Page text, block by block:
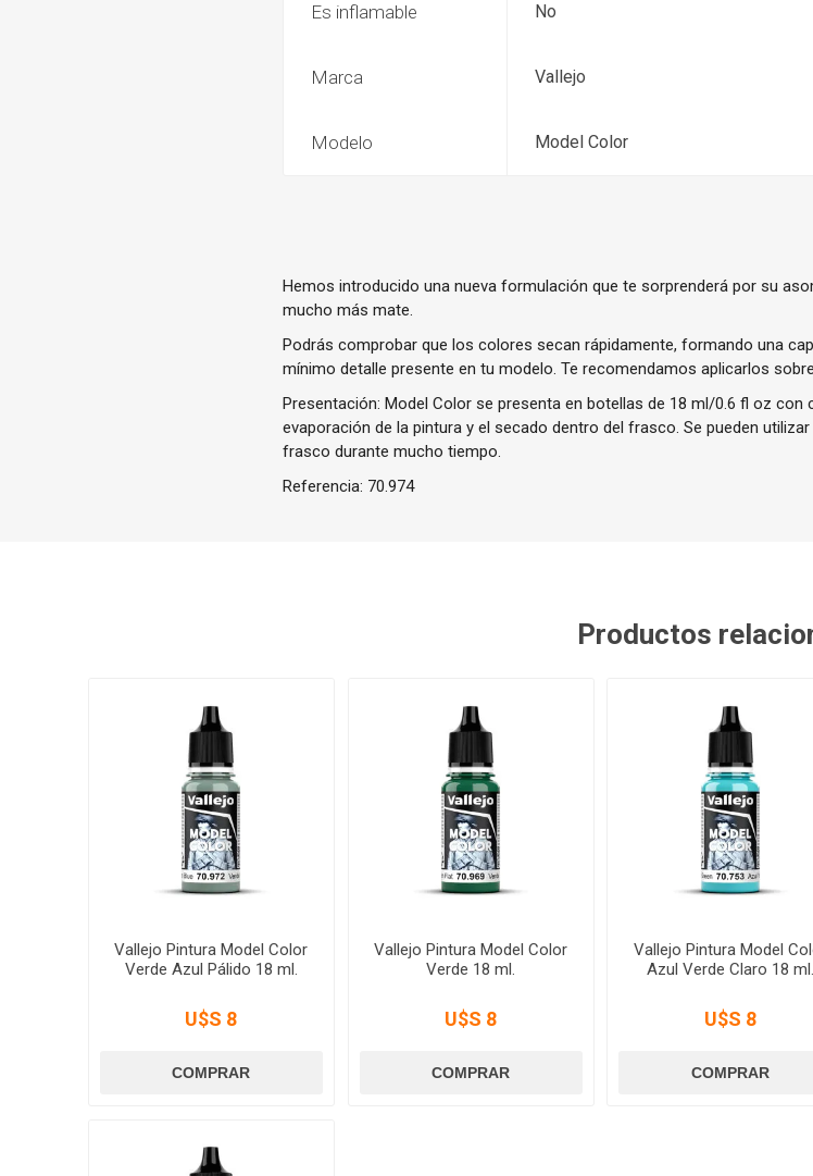
Es inflamable No
Marca Vallejo
Modelo Model Color
Hemos introducido una nueva formulación que te sorprenderá por su
mucho más mate.
Podrás comprobar que los colores secan rápidamente, formando una
mínimo detalle presente en tu modelo. Te recomendamos aplicarlos
Presentación: Model Color se presenta en botellas de 18 ml/0.6 fl oz con
evaporación de la pintura y el secado dentro del frasco. Se pueden
frasco durante mucho tiempo.
Referencia: 70.974
Productos
Vallejo Pintura Model Color
Verde Azul Pálido 18 ml.
U$S 8
Vallejo Pintura Model Color
Verde 18 ml.
U$S 8
Vallejo Pintura Model
Azul Verde Claro 18 ml.
U$S 8